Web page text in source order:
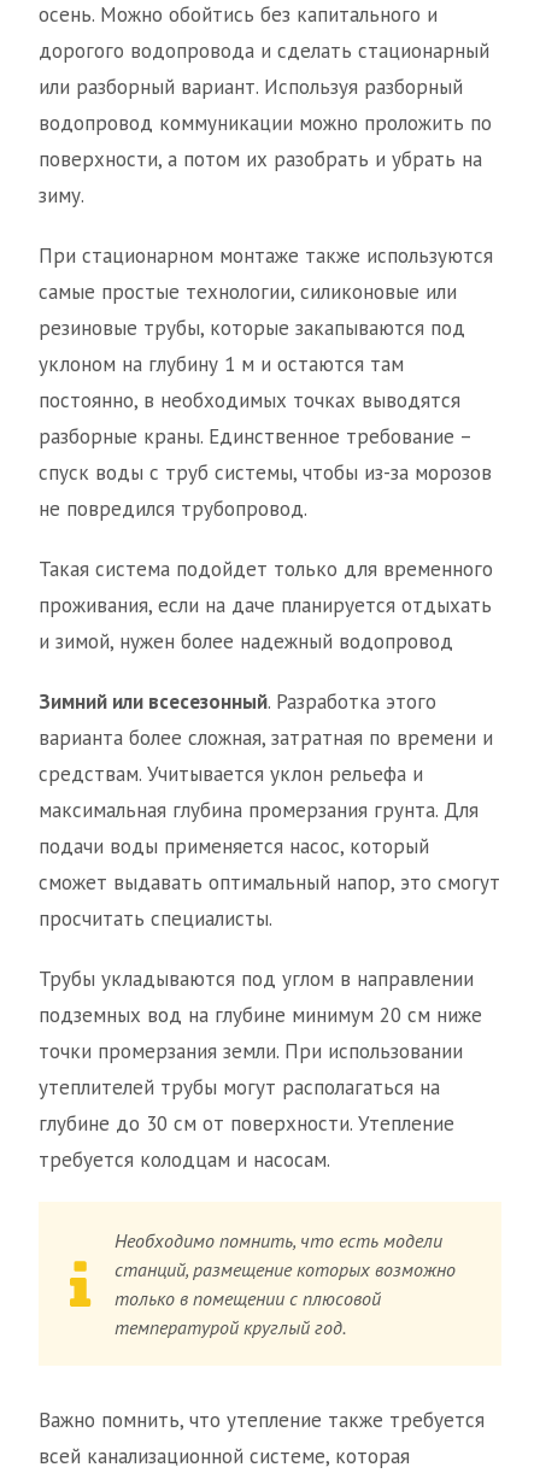
осень. Можно обойтись без капитального и
дорогого водопровода и сделать стационарный
или разборный вариант. Используя разборный
водопровод коммуникации можно проложить по
поверхности, а потом их разобрать и убрать на
зиму.
При стационарном монтаже также используются
самые простые технологии, силиконовые или
резиновые трубы, которые закапываются под
уклоном на глубину 1 м и остаются там
постоянно, в необходимых точках выводятся
разборные краны. Единственное требование –
спуск воды с труб системы, чтобы из-за морозов
не повредился трубопровод.
Такая система подойдет только для временного
проживания, если на даче планируется отдыхать
и зимой, нужен более надежный водопровод
Зимний или всесезонный. Разработка этого
варианта более сложная, затратная по времени и
средствам. Учитывается уклон рельефа и
максимальная глубина промерзания грунта. Для
подачи воды применяется насос, который
сможет выдавать оптимальный напор, это смогут
просчитать специалисты.
Трубы укладываются под углом в направлении
подземных вод на глубине минимум 20 см ниже
точки промерзания земли. При использовании
утеплителей трубы могут располагаться на
глубине до 30 см от поверхности. Утепление
требуется колодцам и насосам.
Необходимо помнить, что есть модели
станций, размещение которых возможно
только в помещении с плюсовой
температурой круглый год.
Важно помнить, что утепление также требуется
всей канализационной системе, которая